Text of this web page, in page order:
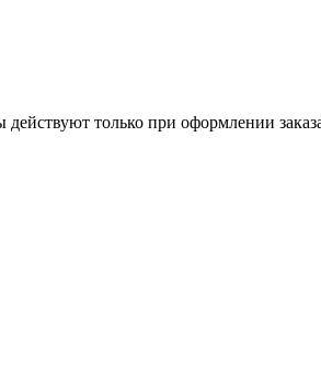
только при оформлении